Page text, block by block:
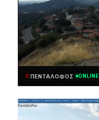
ΠΕΝΤΆΛΟΦΟΣ ONLINE